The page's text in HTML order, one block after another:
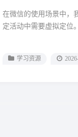
在微信的使用场景中，
定活动中需要虚拟定位
学习资源